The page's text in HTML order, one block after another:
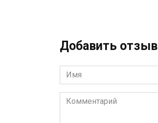
Добавить отзыв
Имя
*
Комментарий